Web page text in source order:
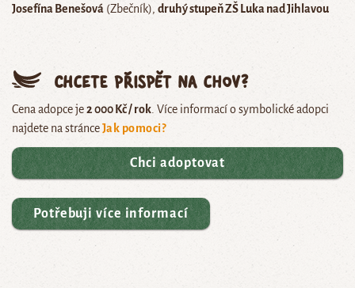
Josefína Benešová (Zbečník) druhý stupeň ZŠ Luka nad Jihlavou
Chcete přispět na chov?
Cena adopce je2 000 Kč / rok . Více informací o symbolické adopci
najdete na stránceJak pomoci?
Chci adoptovat
Potřebuji více informací